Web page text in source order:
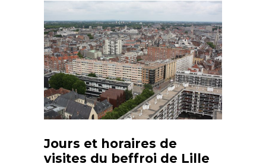
Jours et horaires de
visites du beffroi de Lille